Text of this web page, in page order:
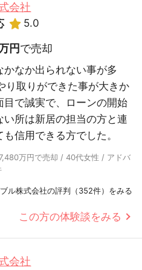
会社
5.0
円で売却
なか出られない事が多
り取りができた事が大きか
で誠実で、ローンの開始
所は新居の担当の方と連
信用できる方でした。
万円で売却 / 40代女性 / アドバ
ル株式会社の評判（352件）をみる
この方の体験談をみる
会社